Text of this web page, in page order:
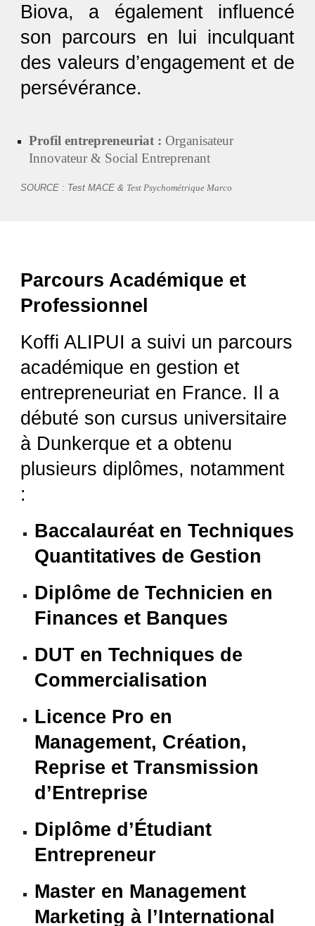
Biova, a également influencé
son parcours en lui inculquant
des valeurs d’engagement et de
persévérance.
Profil entrepreneuriat :Organisateur
Innovateur & Social Entreprenant
SOURCE : Test MACE & Test Psychométrique Marco
Parcours Académique et
Professionnel
Koffi ALIPUI a suivi un parcours
académique en gestion et
entrepreneuriat en France. Il a
débuté son cursus universitaire
à Dunkerque et a obtenu
plusieurs diplômes, notamment
:
Baccalauréat en Techniques
Quantitatives de Gestion
Diplôme de Technicien en
Finances et Banques
DUT en Techniques de
Commercialisation
Licence Pro en
Management, Création,
Reprise et Transmission
d’Entreprise
Diplôme d’Étudiant
Entrepreneur
Master en Management
Marketing à l’International